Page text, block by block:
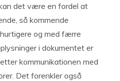
det være en fordel at
så kommende
og med færre
i dokumentet er
kommunikationen med
Det forenkler også